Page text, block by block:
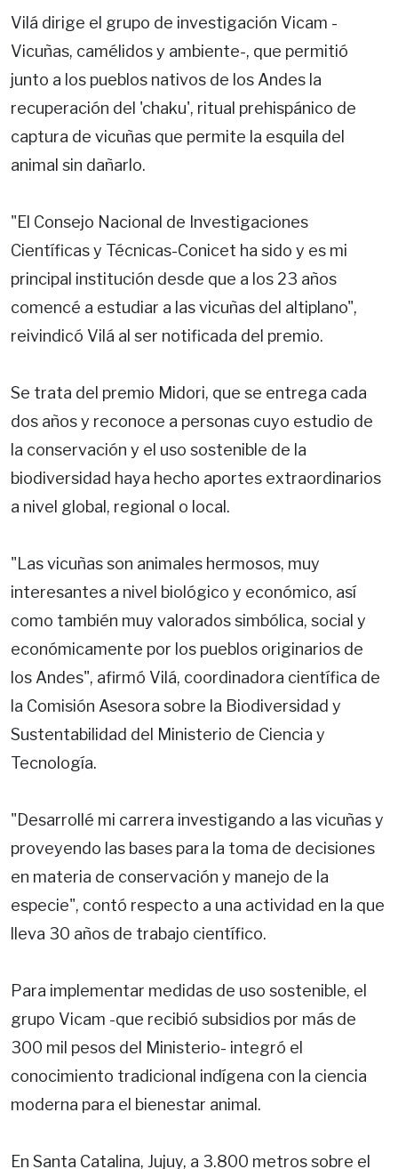
Vilá dirige el grupo de investigación Vicam -
Vicuñas, camélidos y ambiente-, que permitió
junto a los pueblos nativos de los Andes la
recuperación del 'chaku', ritual prehispánico de
captura de vicuñas que permite la esquila del
animal sin dañarlo.
"El Consejo Nacional de Investigaciones
Científicas y Técnicas-Conicet ha sido y es mi
principal institución desde que a los 23 años
comencé a estudiar a las vicuñas del altiplano",
reivindicó Vilá al ser notificada del premio.
Se trata del premio Midori, que se entrega cada
dos años y reconoce a personas cuyo estudio de
la conservación y el uso sostenible de la
biodiversidad haya hecho aportes extraordinarios
a nivel global, regional o local.
"Las vicuñas son animales hermosos, muy
interesantes a nivel biológico y económico, así
como también muy valorados simbólica, social y
económicamente por los pueblos originarios de
los Andes", afirmó Vilá, coordinadora científica de
la Comisión Asesora sobre la Biodiversidad y
Sustentabilidad del Ministerio de Ciencia y
Tecnología.
"Desarrollé mi carrera investigando a las vicuñas y
proveyendo las bases para la toma de decisiones
en materia de conservación y manejo de la
especie", contó respecto a una actividad en la que
lleva 30 años de trabajo científico.
Para implementar medidas de uso sostenible, el
grupo Vicam -que recibió subsidios por más de
300 mil pesos del Ministerio- integró el
conocimiento tradicional indígena con la ciencia
moderna para el bienestar animal.
En Santa Catalina, Jujuy, a 3.800 metros sobre el